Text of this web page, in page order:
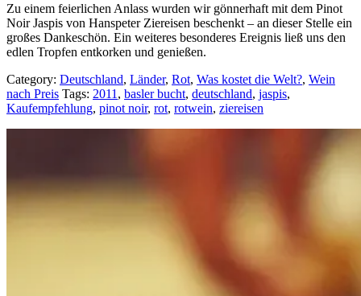
Zu einem feierlichen Anlass wurden wir gönnerhaft mit dem Pinot
Noir Jaspis von Hanspeter Ziereisen beschenkt – an dieser Stelle ein
großes Dankeschön. Ein weiteres besonderes Ereignis ließ uns den
edlen Tropfen entkorken und genießen.
Category: Deutschland, Länder, Rot, Was kostet die Welt?, Wein
nach Preis Tags: 2011 , basler bucht, deutschland, jaspis,
Kaufempfehlung, pinot noir, rot, rotwein, ziereisen